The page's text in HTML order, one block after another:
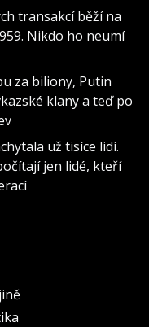
transakcí běží na
Nikdo ho neumí
za biliony, Putin
klany a teď po
už tisíce lidí.
jen lidé, kteří